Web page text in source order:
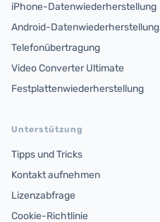
iPhone-Datenwiederherstellung
Android-Datenwiederherstellung
Telefonübertragung
Video Converter Ultimate
Festplattenwiederherstellung
Unterstützung
Tipps und Tricks
Kontakt aufnehmen
Lizenzabfrage
Cookie-Richtlinie